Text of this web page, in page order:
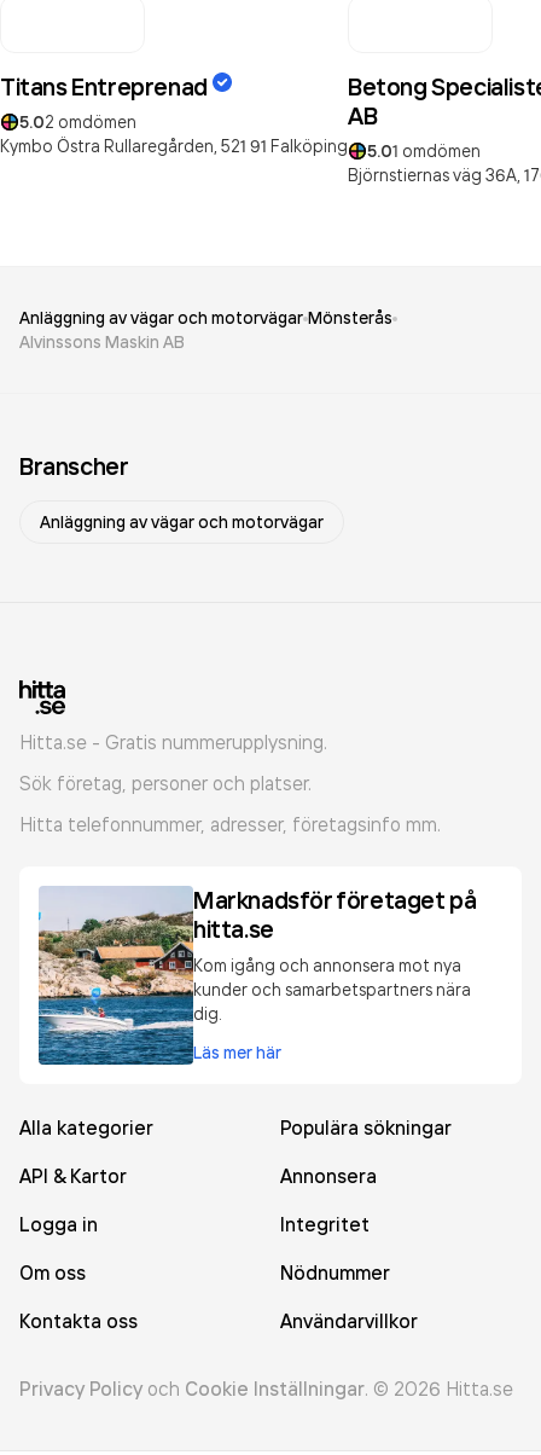
Titans Entreprenad
5.02 omdömen
Kymbo Östra Rullaregården, 521 91 Falköping
Betong
AB
5.01 omdömen
Björnstiernas väg 36A,
Anläggning av vägar och motorvägar Mönsterås
Alvinssons Maskin AB
Branscher
Anläggning av vägar och motorvägar
Hitta.se - Gratis nummerupplysning.
Sök företag, personer och platser.
Hitta telefonnummer, adresser, företagsinfo mm.
Marknadsför företaget på
hitta.se
Kom igång och annonsera mot nya
kunder och samarbetspartners nära
dig.
Läs mer här
Alla kategorier
Populära sökningar
API & Kartor
Annonsera
Logga in
Integritet
Om oss
Nödnummer
Kontakta oss
Användarvillkor
Privacy Policy och Cookie Inställningar. © 2026 Hitta.se